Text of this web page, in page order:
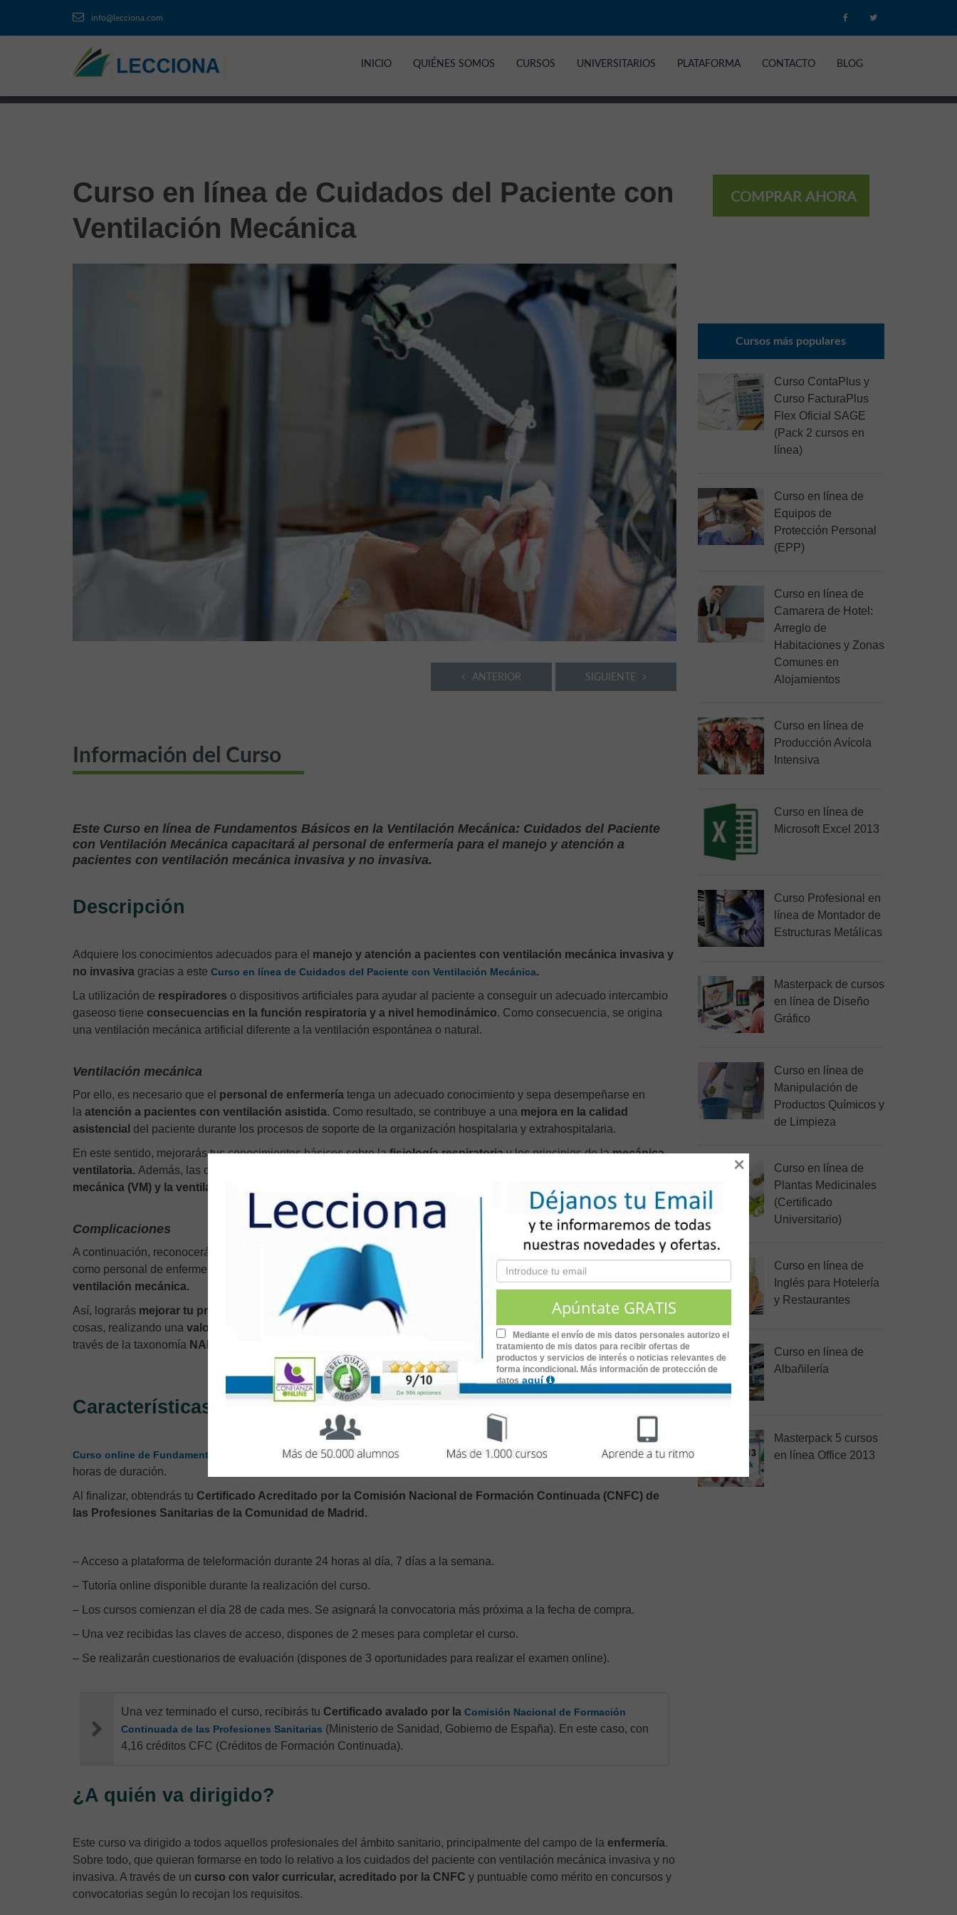
info@lecciona.com
INICIO QUIÉNES SOMOS CURSOS UNIVERSITARIOS PLATAFORMA CONTACTO BLOG
Curso en línea de Cuidados del Paciente con
Ventilación Mecánica
SIGUIENTE
ANTERIOR
Información del Curso
Este Curso en línea de Fundamentos Básicos en la Ventilación Mecánica: Cuidados del Paciente
con Ventilación Mecánica capacitará al personal de enfermería para el manejo y atención a
pacientes con ventilación mecánica invasiva y no invasiva.
Descripción
Adquiere los conocimientos adecuados para el manejo y atención a pacientes con ventilación mecánica invasiva y
no invasiva gracias a este Curso en línea de Cuidados del Paciente con Ventilación Mecánica.
La utilización de respiradores o dispositivos artificiales para ayudar al paciente a conseguir un adecuado intercambio
gaseoso tiene consecuencias en la función respiratoria y a nivel hemodinámico. Como consecuencia, se origina
una ventilación mecánica artificial diferente a la ventilación espontánea o natural.
Ventilación mecánica
Por ello, es necesario que el personal de enfermería tenga un adecuado conocimiento y sepa desempeñarse en
la atención a pacientes con ventilación asistida. Como resultado, se contribuye a una mejora en la calidad
asistencial del paciente durante los procesos de soporte de la organización hospitalaria y extrahospitalaria.
En este sentido, mejorarás tus conocimientos básicos sobre lafisiología respiratoriay los principios de lamecánica
ventilatoria. Además, las características e indicaciones de los
mecánica (VM) y la ventilación mecáncia no invasiva (VMNI).
Complicaciones
A continuación, reconocerás las complicaciones asociadas a la ventilación mecánica
. Por otro lado, te capacitarás,
como personal de enfermería, en la aplicación de cuidados basados en la
prevención de la neumonía asociada a
ventilación mecánica.
Así, lograrás mejorar tu práctica sanitariaen la atención de los pacientes sometidos a respiración asistida. Entre otras
cosas, realizando una valoración integral
del paciente, mediante el uso de un lenguaje enfermero estandarizado a
través de la taxonomía NANDA-NOC-NIC.
Características
Curso online de Fundamentos Básicos en la Ventilación Mecánica: Cuidados del Paciente con Ventilación Mecánica,de 34
horas de duración.
Al finalizar, obtendrás tu Certificado Acreditado por la Comisión Nacional de Formación Continuada (CNFC) de
las Profesiones Sanitarias de la Comunidad de Madrid.
– Acceso a plataforma de teleformación durante 24 horas al día, 7 días a la semana.
– Tutoría online disponible durante la realización del curso.
– Los cursos comienzan el día 28 de cada mes. Se asignará la convocatoria más próxima a la fecha de compra.
– Una vez recibidas las claves de acceso, dispones de 2 meses para completar el curso.
– Se realizarán cuestionarios de evaluación (dispones de 3 oportunidades para realizar el examen online).
Una vez terminado el curso, recibirás tu Certificado avalado por la Comisión Nacional de Formación
Continuada de las Profesiones Sanitarias (Ministerio de Sanidad, Gobierno de España). En este caso, con
4,16 créditos CFC (Créditos de Formación Continuada).
¿A quién va dirigido?
Este curso va dirigido a todos aquellos profesionales del ámbito sanitario, principalmente del campo de la enfermería.
Sobre todo, que quieran formarse en todo lo relativo a los cuidados del paciente con ventilación mecánica invasiva y no
invasiva. A través de un curso con valor curricular, acreditado por la CNFC y puntuable como mérito en concursos y
convocatorias según lo recojan los requisitos.
COMPRAR AHORA
Cursos más populares
Curso ContaPlus y
Curso FacturaPlus
Flex Oficial SAGE
(Pack 2 cursos en
línea)
Curso en línea de
Equipos de
Protección Personal
(EPP)
Curso en línea de
Camarera de Hotel:
Arreglo de
Habitaciones y Zonas
Comunes en
Alojamientos
Curso en línea de
Producción Avícola
Intensiva
Curso en línea de
Microsoft Excel 2013
Curso Profesional en
línea de Montador de
Estructuras Metálicas
Masterpack de cursos
en línea de Diseño
Gráfico
Curso en línea de
Manipulación de
Productos Químicos y
de Limpieza
Curso en línea de
Plantas Medicinales
(Certificado
Universitario)
Curso en línea de
Inglés para Hotelería
y Restaurantes
Curso en línea de
Albañilería
Masterpack 5 cursos
en línea Office 2013
Mediante el envío de mis datos personales autorizo el
tratamiento de mis datos para recibir ofertas de
productos y servicios de interés o noticias relevantes de
forma incondicional. Más información de protección de
datos aquí
×